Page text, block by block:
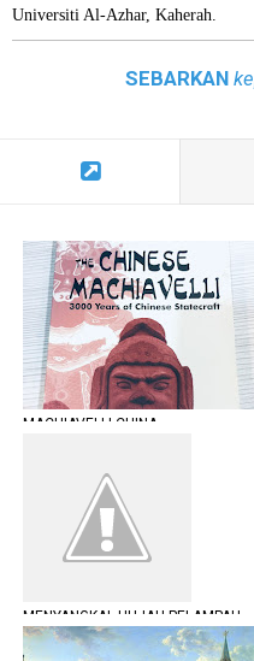
Universiti Al-Azhar, Kaherah.
SEBARKAN
MACHIAVELLI CHINA
MENYANGKAL HUJAH PELAMPAU
HAK ASASI; LGBT